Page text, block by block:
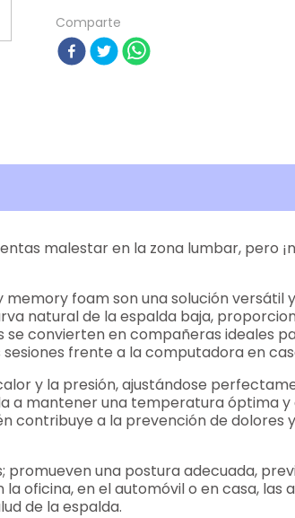
Comparte
malestar en la zona lumbar, pero
foam son una solución
natural de la espalda baja,
convierten en compañeras ideales
frente a la computadora en
y la presión, ajustándose
a mantener una temperatura óptima
contribuye a la prevención de dolores
promueven una postura adecuada,
oficina, en el automóvil o en casa, las
de la espalda.